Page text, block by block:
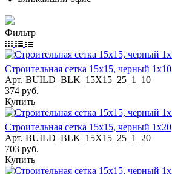
Фильтр
Строительная сетка 15х15, черный 1х10
Арт. BUILD_BLK_15Х15_25_1_10
374 руб.
Купить
Строительная сетка 15х15, черный 1х20
Арт. BUILD_BLK_15Х15_25_1_20
703 руб.
Купить